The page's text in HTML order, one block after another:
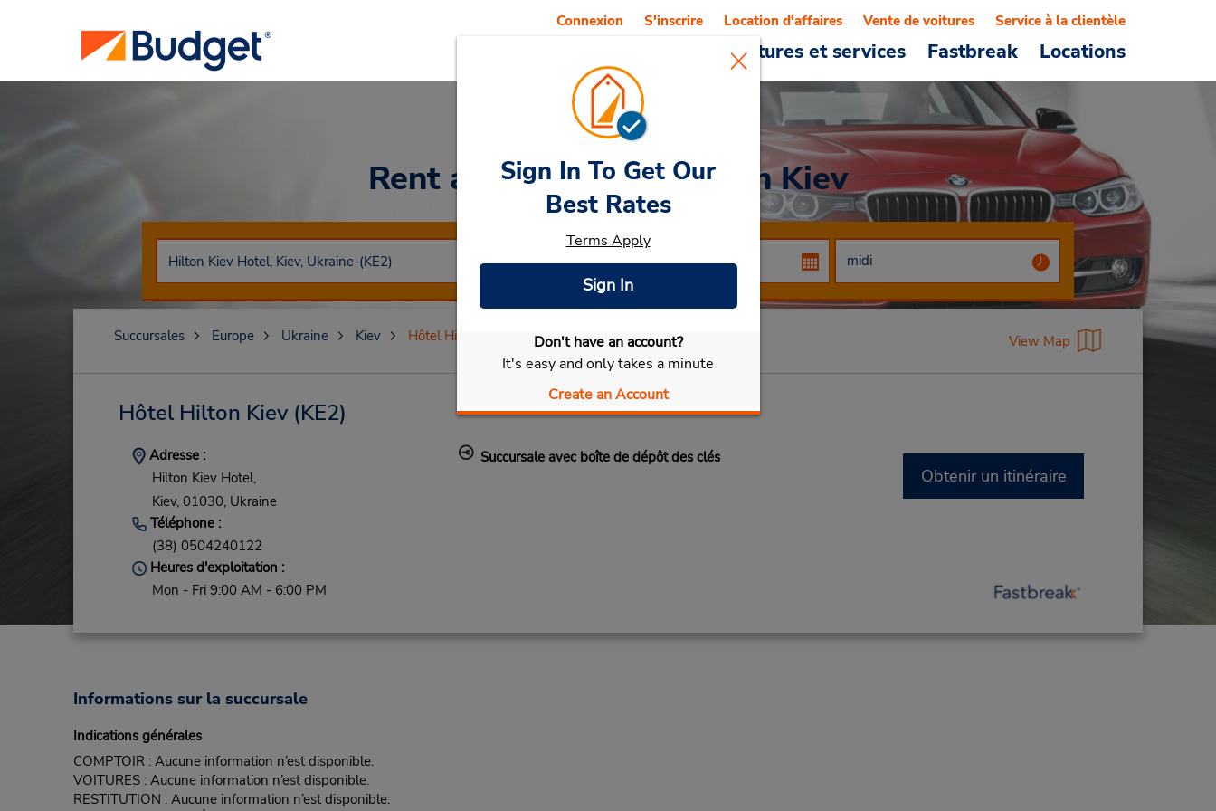
Voitures et services Fastbreak Locations
Connexion S'inscrire Location d'affaires Vente de voitures Service à la clientèle
Rent a Carat Hôtel Hilton Kiev
Sélectionner ma voiture
Sign In To Get Our
Best Rates
Terms Apply
Sign In
Don't have an account?
It's easy and only takes a minute
Create an Account
Succursales Europe Ukraine Kiev Hôtel Hilton Kiev View Map
Hôtel Hilton Kiev(KE2)
Adresse :
Hilton Kiev Hotel,
Kiev, 01030, Ukraine
Téléphone :
(38) 0504240122
Heures d'exploitation :
Mon - Fri 9:00 AM - 6:00 PM
Succursale avec boîte de dépôt des clés
Obtenir un itinéraire
Informations sur la succursale
Indications générales
COMPTOIR : Aucune information n’est disponible.
VOITURES : Aucune information n’est disponible.
RESTITUTION : Aucune information n’est disponible.